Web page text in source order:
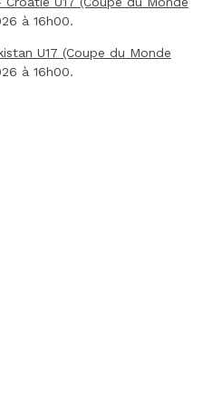
à 16h00.
U17 (Coupe du Monde
à 16h00.